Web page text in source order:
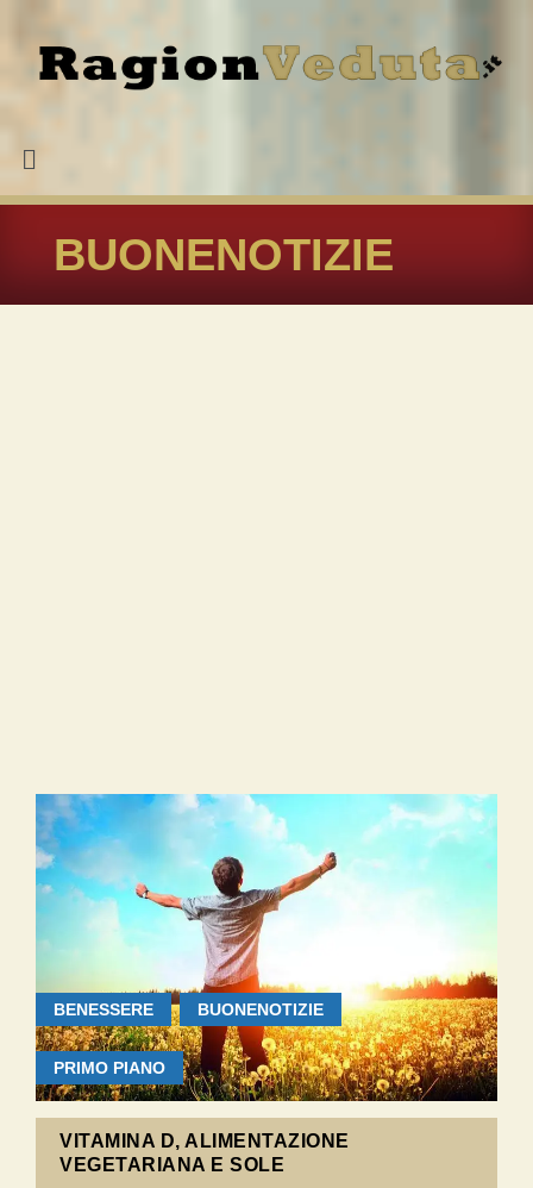
BUONENOTIZIE
BENESSERE BUONENOTIZIE
PRIMO PIANO
VITAMINA D, ALIMENTAZIONE
VEGETARIANA E SOLE